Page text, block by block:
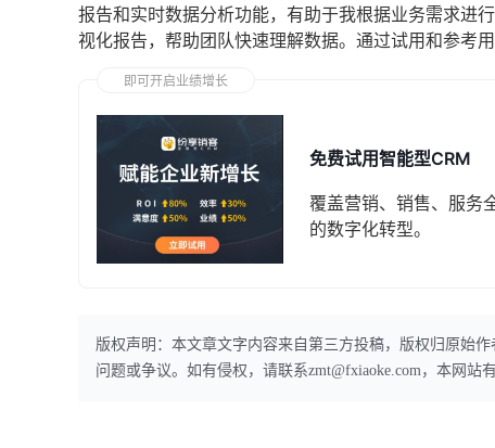
报告和实时数据分析功能，有助于我根据业务需求进
视化报告，帮助团队快速理解数据。通过试用和参考
即可开启业绩增长
免费试用智能型CRM
覆盖营销、销售、服务
的数字化转型。
版权声明：本文章文字内容来自第三方投稿，版权归原始
问题或争议。如有侵权，请联系zmt@fxiaoke.com，本网站